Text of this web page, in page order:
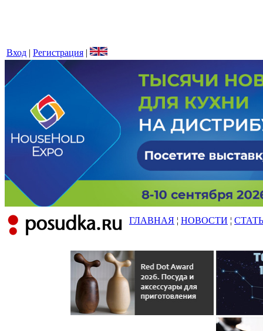
Вход | Регистрация |
ГЛАВНАЯ ¦ НОВОСТИ ¦